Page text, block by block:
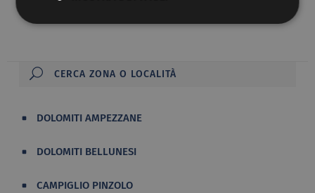
DOLOMITI AMPEZZANE
DOLOMITI BELLUNESI
CAMPIGLIO PINZOLO